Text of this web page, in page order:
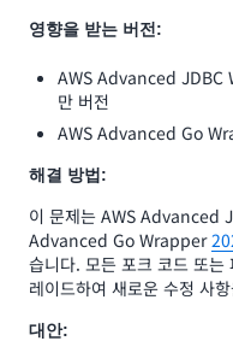
영향을 받는 버전:
AWS Advanced JDBC
만 버전
AWS Advanced Go
해결 방법:
이 문제는 AWS Advanced
Advanced Go Wrapper
습니다. 모든 포크 코드 또는
레이드하여 새로운 수정 사
대안: